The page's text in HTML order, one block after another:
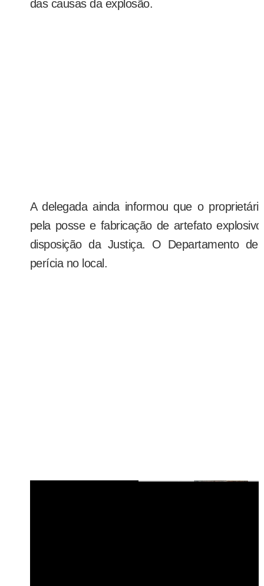
das causas da explosão.
A delegada ainda informou que o
pela posse e fabricação de artefato
disposição da Justiça. O Departamento
perícia no local.